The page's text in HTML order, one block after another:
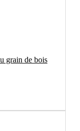
grain de bois